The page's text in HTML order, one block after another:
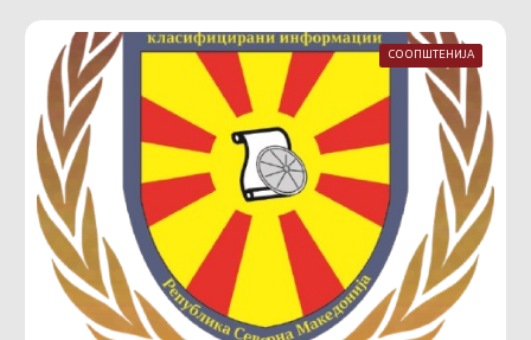
СООПШТЕНИЈА